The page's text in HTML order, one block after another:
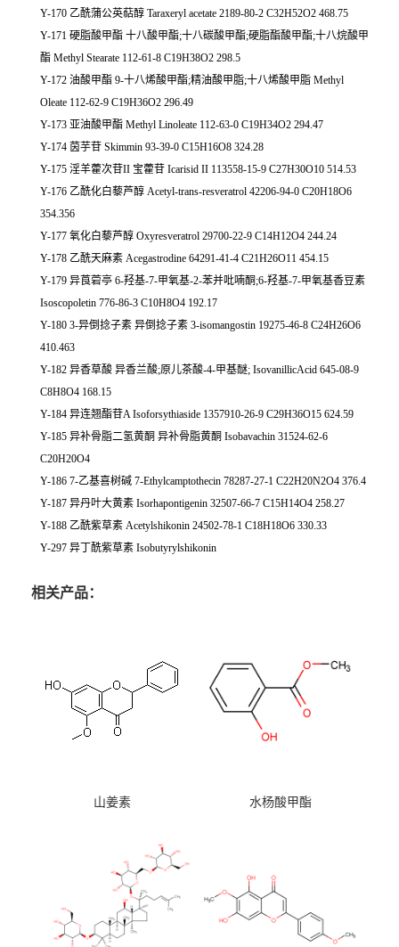
Y-170 乙酰蒲公英萜醇 Taraxeryl acetate 2189-80-2 C32H52O2 468.75
Y-171 硬脂酸甲酯 十八酸甲酯;十八碳酸甲酯;硬脂酯酸甲酯;十八烷酸甲
酯 Methyl Stearate 112-61-8 C19H38O2 298.5
Y-172 油酸甲酯 9-十八烯酸甲酯;精油酸甲脂;十八烯酸甲脂 Methyl
Oleate 112-62-9 C19H36O2 296.49
Y-173 亚油酸甲酯 Methyl Linoleate 112-63-0 C19H34O2 294.47
Y-174 茵芋苷 Skimmin 93-39-0 C15H16O8 324.28
Y-175 淫羊藿次苷II 宝藿苷 Icarisid II 113558-15-9 C27H30O10 514.53
Y-176 乙酰化白藜芦醇 Acetyl-trans-resveratrol 42206-94-0 C20H18O6
354.356
Y-177 氧化白藜芦醇 Oxyresveratrol 29700-22-9 C14H12O4 244.24
Y-178 乙酰天麻素 Acegastrodine 64291-41-4 C21H26O11 454.15
Y-179 异莨菪亭 6-羟基-7-甲氧基-2-苯并吡喃酮;6-羟基-7-甲氧基香豆素
Isoscopoletin 776-86-3 C10H8O4 192.17
Y-180 3-异倒捻子素 异倒捻子素 3-isomangostin 19275-46-8 C24H26O6
410.463
Y-182 异香草酸 异香兰酸;原儿茶酸-4-甲基醚; IsovanillicAcid 645-08-9
C8H8O4 168.15
Y-184 异连翘酯苷A Isoforsythiaside 1357910-26-9 C29H36O15 624.59
Y-185 异补骨脂二氢黄酮 异补骨脂黄酮 Isobavachin 31524-62-6
C20H20O4
Y-186 7-乙基喜树碱 7-Ethylcamptothecin 78287-27-1 C22H20N2O4 376.4
Y-187 异丹叶大黄素 Isorhapontigenin 32507-66-7 C15H14O4 258.27
Y-188 乙酰紫草素 Acetylshikonin 24502-78-1 C18H18O6 330.33
Y-297 异丁酰紫草素 Isobutyrylshikonin
相关产品：
山姜素 水杨酸甲酯